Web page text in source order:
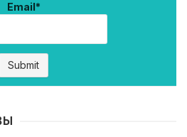
Email*